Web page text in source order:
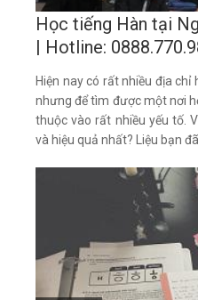
Học tiếng Hàn tại
| Hotline:
Hiện nay có rất nhiều địa chỉ
nhưng để tìm được một nơi
thuộc vào rất nhiều yếu tố.
và hiệu quả nhất? Liệu bạn